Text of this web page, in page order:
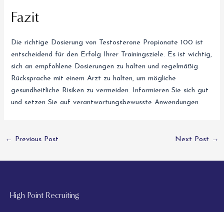
Fazit
Die richtige Dosierung von Testosterone Propionate 100 ist
entscheidend für den Erfolg Ihrer Trainingsziele. Es ist wichtig,
sich an empfohlene Dosierungen zu halten und regelmäßig
Rücksprache mit einem Arzt zu halten, um mögliche
gesundheitliche Risiken zu vermeiden. Informieren Sie sich gut
und setzen Sie auf verantwortungsbewusste Anwendungen.
← Previous Post Next Post →
High Point Recruiting